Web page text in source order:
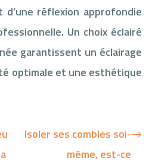
réflexion approfondie
Un choix éclairé
garantissent un éclairage
optimale et une esthétique
Isoler ses combles soi-
même, est-ce